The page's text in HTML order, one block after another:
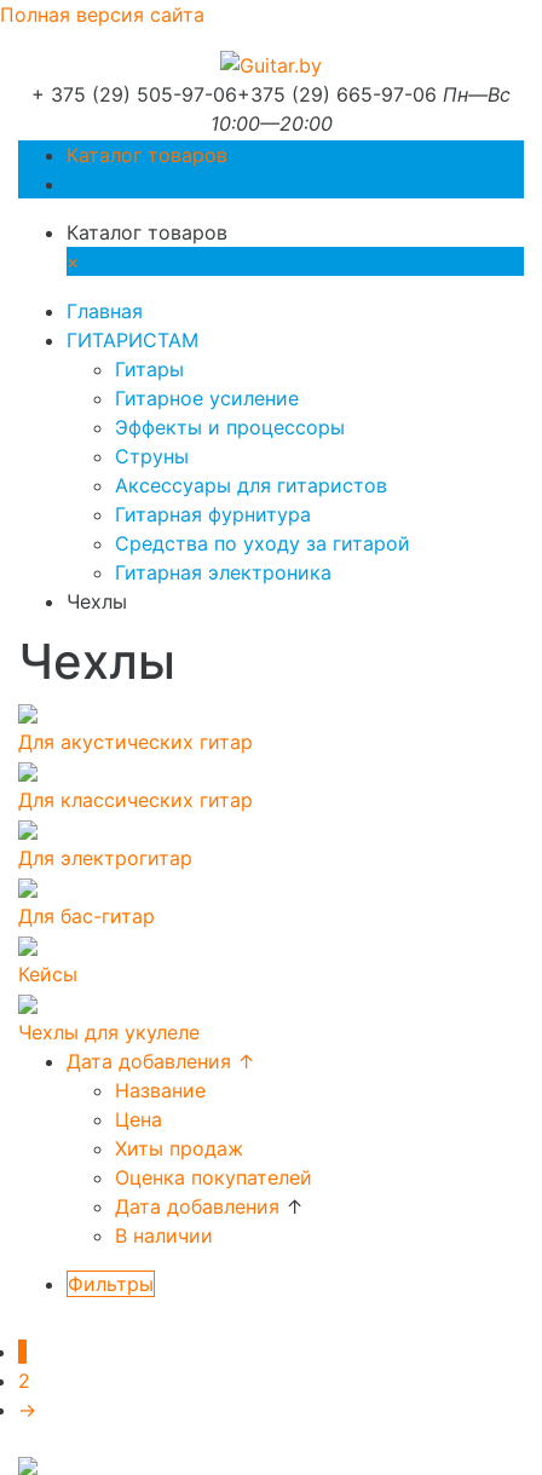
Полная версия сайта
+ 375 (29) 505-97-06+375 (29) 665-97-06 Пн—Вс
10:00—20:00
Каталог товаров
Каталог товаров
×
Главная
ГИТАРИСТАМ
Гитары
Гитарное усиление
Эффекты и процессоры
Струны
Аксессуары для гитаристов
Гитарная фурнитура
Средства по уходу за гитарой
Гитарная электроника
Чехлы
Чехлы
Для акустических гитар
Для классических гитар
Для электрогитар
Для бас-гитар
Кейсы
Чехлы для укулеле
Дата добавления ↑
Название
Цена
Хиты продаж
Оценка покупателей
Дата добавления ↑
В наличии
Фильтры
2
→